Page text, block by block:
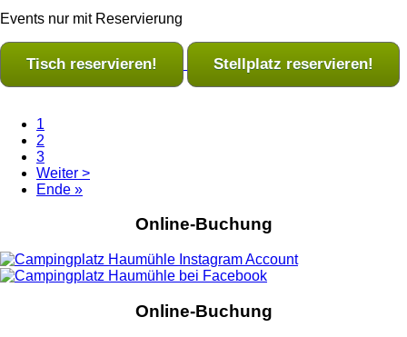
Events nur mit Reservierung
Tisch reservieren! Stellplatz reservieren!
Seitennummerierung
Aktuelle
Seite
1
Seite
2
Seite
3
Nächste
Seite
Weiter >
Letzte
Ende »
Online-Buchung
Online-Buchung